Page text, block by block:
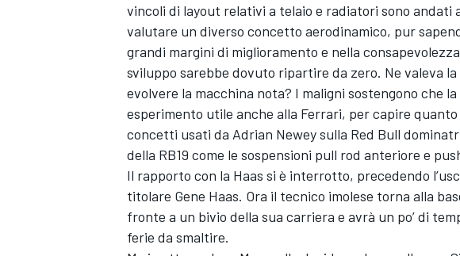
MONOMARCA
vincoli di layout relativi a telaio e radiatori sono andati
valutare un diverso concetto aerodinamico, pur
grandi margini di miglioramento e nella
sviluppo sarebbe dovuto ripartire da zero. Ne valeva
evolvere la macchina nota? I maligni sostengono che
esperimento utile anche alla Ferrari, per capire
concetti usati da Adrian Newey sulla Red Bull
della RB19 come le sospensioni pull rod anteriore e
Il rapporto con la Haas si è interrotto, precedendo
titolare Gene Haas. Ora il tecnico imolese torna alla
fronte a un bivio della sua carriera e avrà un po’ di
ferie da smaltire.